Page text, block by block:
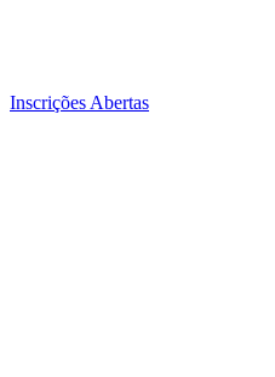
Inscrições Abertas